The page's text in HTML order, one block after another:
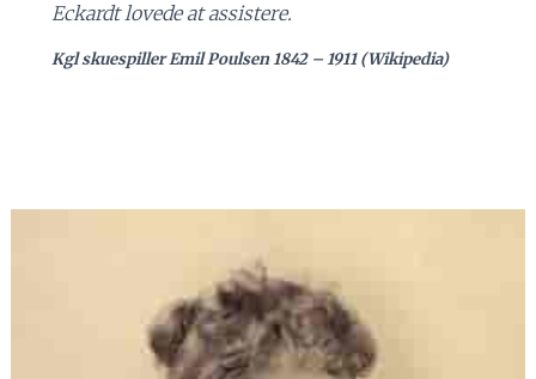
Eckardt lovede at assistere.
Kgl skuespiller Emil Poulsen 1842 – 1911(Wikipedia)